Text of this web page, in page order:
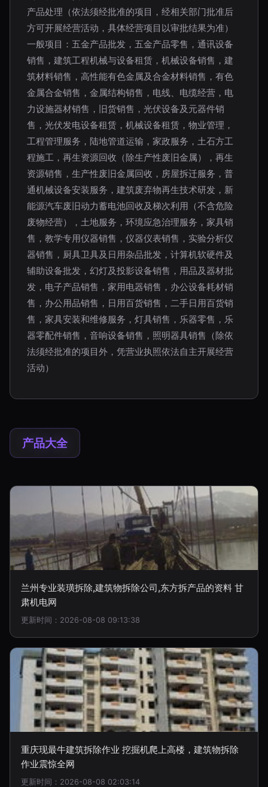
产品处理（依法须经批准的项目，经相关部门批准后
方可开展经营活动，具体经营项目以审批结果为准）
一般项目：五金产品批发，五金产品零售，通讯设备
销售，建筑工程机械与设备租赁，机械设备销售，建
筑材料销售，高性能有色金属及合金材料销售，有色
金属合金销售，金属结构销售，电线、电缆经营，电
力设施器材销售，旧货销售，光伏设备及元器件销
售，光伏发电设备租赁，机械设备租赁，物业管理，
工程管理服务，陆地管道运输，家政服务，土石方工
程施工，再生资源回收（除生产性废旧金属），再生
资源销售，生产性废旧金属回收，房屋拆迁服务，普
通机械设备安装服务，建筑废弃物再生技术研发，新
能源汽车废旧动力蓄电池回收及梯次利用（不含危险
废物经营），土地服务，环境应急治理服务，家具销
售，教学专用仪器销售，仪器仪表销售，实验分析仪
器销售，厨具卫具及日用杂品批发，计算机软硬件及
辅助设备批发，幻灯及投影设备销售，用品及器材批
发，电子产品销售，家用电器销售，办公设备耗材销
售，办公用品销售，日用百货销售，二手日用百货销
售，家具安装和维修服务，灯具销售，乐器零售，乐
器零配件销售，音响设备销售，照明器具销售（除依
法须经批准的项目外，凭营业执照依法自主开展经营
活动）
产品大全
兰州专业装璜拆除,建筑物拆除公司,东方拆产品的资料 甘
肃机电网
更新时间：2026-08-08 09:13:38
重庆现最牛建筑拆除作业 挖掘机爬上高楼，建筑物拆除
作业震惊全网
更新时间：2026-08-08 02:03:14